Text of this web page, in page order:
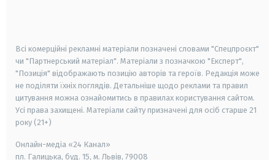
Всі комерційні рекламні матеріали позначені словами "Спецпроєкт"
чи "Партнерський матеріал". Матеріали з позначкою "Експерт",
"Позиція" відображають позицію авторів та героїв. Редакція може
не поділяти їхніх поглядів. Детальніше щодо реклами та правил
цитування можна ознайомитись в правилах користування сайтом.
Усі права захищені. Матеріали сайту призначені для осіб старше 21
року (21+)
Онлайн-медіа «24 Канал»
пл. Галицька, буд. 15, м. Львів, 79008